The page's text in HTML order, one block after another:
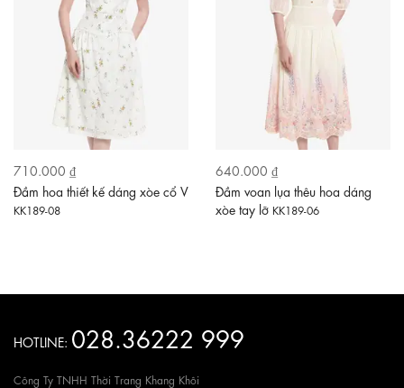
710.000 ₫
Đầm hoa thiết kế dáng xòe cổ V
KK189-08
640.000 ₫
Đầm voan lụa thêu hoa dáng
xòe tay lỡ KK189-06
HOTLINE: 028.36222 999
Công Ty TNHH Thời Trang Khang Khôi